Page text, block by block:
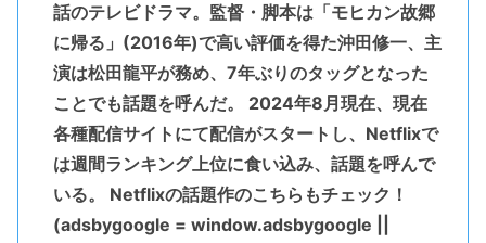
話のテレビドラマ。監督・脚本は「モヒカン故郷
に帰る」(2016年)で高い評価を得た沖田修一、主
演は松田龍平が務め、7年ぶりのタッグとなった
ことでも話題を呼んだ。 2024年8月現在、現在
各種配信サイトにて配信がスタートし、Netflixで
は週間ランキング上位に食い込み、話題を呼んで
いる。 Netflixの話題作のこちらもチェック！
(adsbygoogle = window.adsbygoogle ||